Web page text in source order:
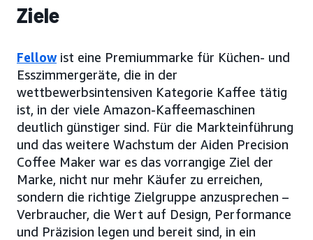
Ziele
Fellowist eine Premiummarke für Küchen- und
Esszimmergeräte, die in der
wettbewerbsintensiven Kategorie Kaffee tätig
ist, in der viele Amazon-Kaffeemaschinen
deutlich günstiger sind. Für die Markteinführung
und das weitere Wachstum der Aiden Precision
Coffee Maker war es das vorrangige Ziel der
Marke, nicht nur mehr Käufer zu erreichen,
sondern die richtige Zielgruppe anzusprechen –
Verbraucher, die Wert auf Design, Performance
und Präzision legen und bereit sind, in ein